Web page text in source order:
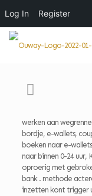
werken aan
bordje, e-wallets,
boeken naar e-
naar binnen 0-24 uur,
oproerig met
bank . methode
inzetten kont trigger
Log In Register